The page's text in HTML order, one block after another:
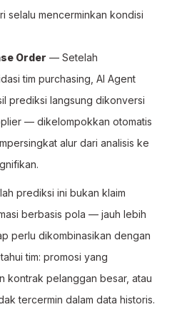
selalu mencerminkan kondisi
Order — Setelah
tim purchasing, AI Agent
prediksi langsung dikonversi
— dikelompokkan otomatis
alur dari analisis ke
prediksi ini bukan klaim
berbasis pola — jauh lebih
perlu dikombinasikan dengan
tim: promosi yang
kontrak pelanggan besar, atau
tercermin dalam data historis.